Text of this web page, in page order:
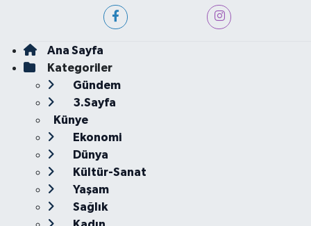
Ana Sayfa
Kategoriler
Gündem
3.Sayfa
Künye
Ekonomi
Dünya
Kültür-Sanat
Yaşam
Sağlık